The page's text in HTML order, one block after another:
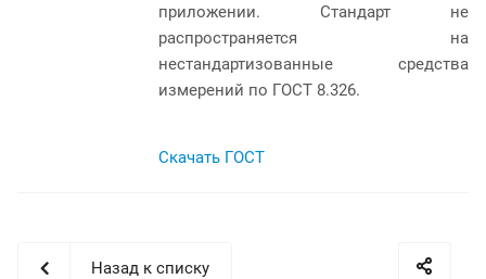
приложении. Стандарт не
распространяется на
нестандартизованные средства
измерений по ГОСТ 8.326.
Скачать ГОСТ
Назад к списку